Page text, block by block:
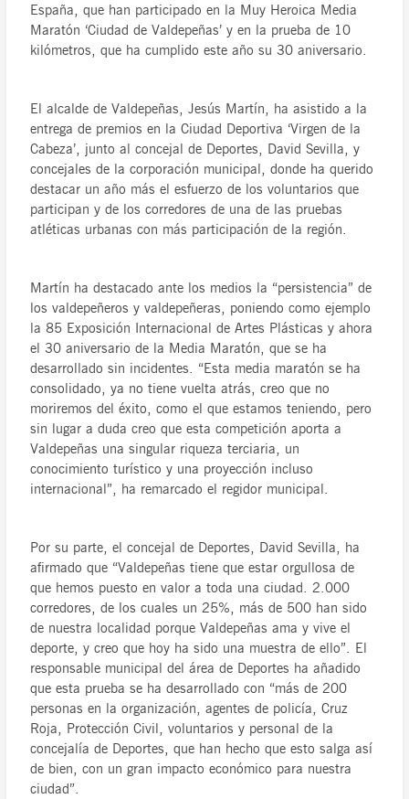
España, que han participado en la Muy Heroica Media
Maratón ‘Ciudad de Valdepeñas’ y en la prueba de 10
kilómetros, que ha cumplido este año su 30 aniversario.
El alcalde de Valdepeñas, Jesús Martín, ha asistido a la
entrega de premios en la Ciudad Deportiva ‘Virgen de la
Cabeza’, junto al concejal de Deportes, David Sevilla, y
concejales de la corporación municipal, donde ha querido
destacar un año más el esfuerzo de los voluntarios que
participan y de los corredores de una de las pruebas
atléticas urbanas con más participación de la región.
Martín ha destacado ante los medios la “persistencia” de
los valdepeñeros y valdepeñeras, poniendo como ejemplo
la 85 Exposición Internacional de Artes Plásticas y ahora
el 30 aniversario de la Media Maratón, que se ha
desarrollado sin incidentes. “Esta media maratón se ha
consolidado, ya no tiene vuelta atrás, creo que no
moriremos del éxito, como el que estamos teniendo, pero
sin lugar a duda creo que esta competición aporta a
Valdepeñas una singular riqueza terciaria, un
conocimiento turístico y una proyección incluso
internacional”, ha remarcado el regidor municipal.
Por su parte, el concejal de Deportes, David Sevilla, ha
afirmado que “Valdepeñas tiene que estar orgullosa de
que hemos puesto en valor a toda una ciudad. 2.000
corredores, de los cuales un 25%, más de 500 han sido
de nuestra localidad porque Valdepeñas ama y vive el
deporte, y creo que hoy ha sido una muestra de ello”. El
responsable municipal del área de Deportes ha añadido
que esta prueba se ha desarrollado con “más de 200
personas en la organización, agentes de policía, Cruz
Roja, Protección Civil, voluntarios y personal de la
concejalía de Deportes, que han hecho que esto salga así
de bien, con un gran impacto económico para nuestra
ciudad”.